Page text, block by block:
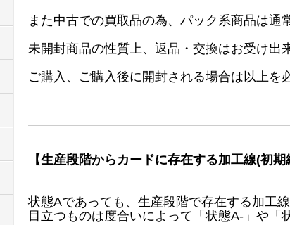
また中古での買取品の為、パック系商品は通
未開封商品の性質上、返品・交換はお受け出
ご購入、ご購入後に開封される場合は以上を
【生産段階からカードに存在する加工線(初期
状態Aであっても、生産段階で存在する加工
目立つものは度合いによって「状態A-」や「